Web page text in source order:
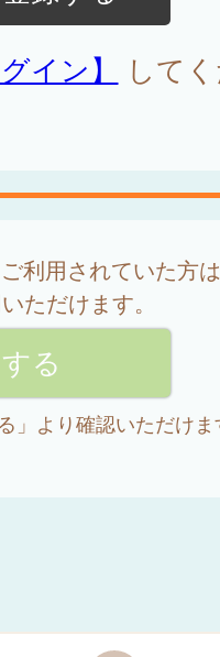
イン】
して
利用されていた方
ただけます。
」より確認いただけま